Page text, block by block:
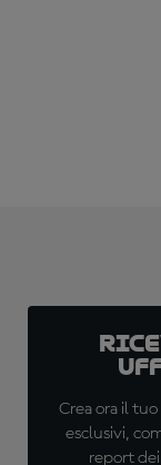
Crea ora il
esclusivi,
report